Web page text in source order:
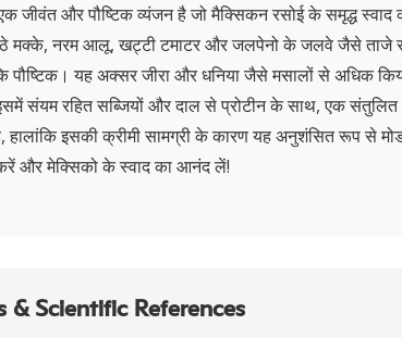
जीवंत और पौष्टिक व्यंजन है जो मैक्सिकन रसोई के समृद्ध स्वाद
मक्के, नरम आलू, खट्टी टमाटर और जलपेनो के जलवे जैसे ताजे
पौष्टिक। यह अक्सर जीरा और धनिया जैसे मसालों से अधिक
संयम रहित सब्जियों और दाल से प्रोटीन के साथ, एक
हालांकि इसकी क्रीमी सामग्री के कारण यह अनुशंसित रूप से
करें और मेक्सिको के स्वाद का आनंद लें!
& Scientific References